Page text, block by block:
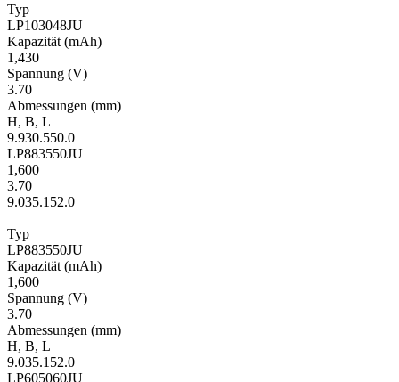
Typ
LP103048JU
Kapa­zität (mAh)
1,430
Span­nung (V)
3.70
Ab­mes­sungen (mm)
H, B, L
9.930.550.0
LP883550JU
1,600
3.70
9.035.1 52.0
Typ
LP883550JU
Kapa­zität (mAh)
1,600
Span­nung (V)
3.70
Ab­mes­sungen (mm)
H, B, L
9.035.1 52.0
LP605060JU